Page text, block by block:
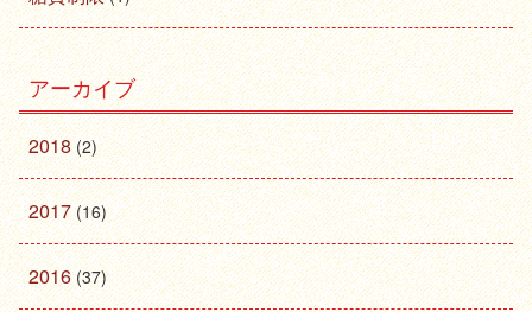
アーカイブ
2018(2)
2017(16)
2016(37)